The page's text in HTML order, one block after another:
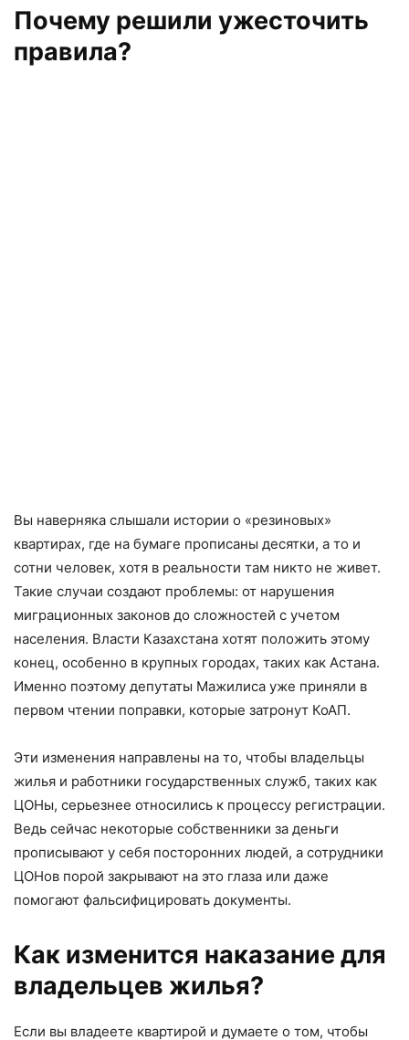
Почему решили ужесточить
правила?
Вы наверняка слышали истории о «резиновых»
квартирах, где на бумаге прописаны десятки, а то и
сотни человек, хотя в реальности там никто не живет.
Такие случаи создают проблемы: от нарушения
миграционных законов до сложностей с учетом
населения. Власти Казахстана хотят положить этому
конец, особенно в крупных городах, таких как Астана.
Именно поэтому депутаты Мажилиса уже приняли в
первом чтении поправки, которые затронут КоАП.
Эти изменения направлены на то, чтобы владельцы
жилья и работники государственных служб, таких как
ЦОНы, серьезнее относились к процессу регистрации.
Ведь сейчас некоторые собственники за деньги
прописывают у себя посторонних людей, а сотрудники
ЦОНов порой закрывают на это глаза или даже
помогают фальсифицировать документы.
Как изменится наказание для
владельцев жилья?
Если вы владеете квартирой и думаете о том, чтобы